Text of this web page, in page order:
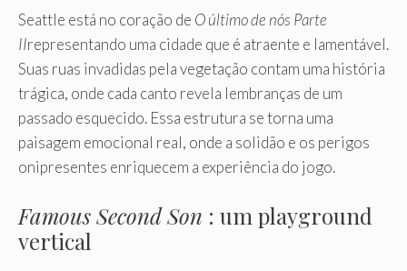
Seattle está no coração de O último de nós Parte
IIrepresentando uma cidade que é atraente e lamentável.
Suas ruas invadidas pela vegetação contam uma história
trágica, onde cada canto revela lembranças de um
passado esquecido. Essa estrutura se torna uma
paisagem emocional real, onde a solidão e os perigos
onipresentes enriquecem a experiência do jogo.
Famous Second Son : um playground
vertical